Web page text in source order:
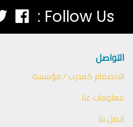
Follow Us :
التواصل
الانضمام كمدرب / مؤسسة
معلومات عنا
اتصل بنا